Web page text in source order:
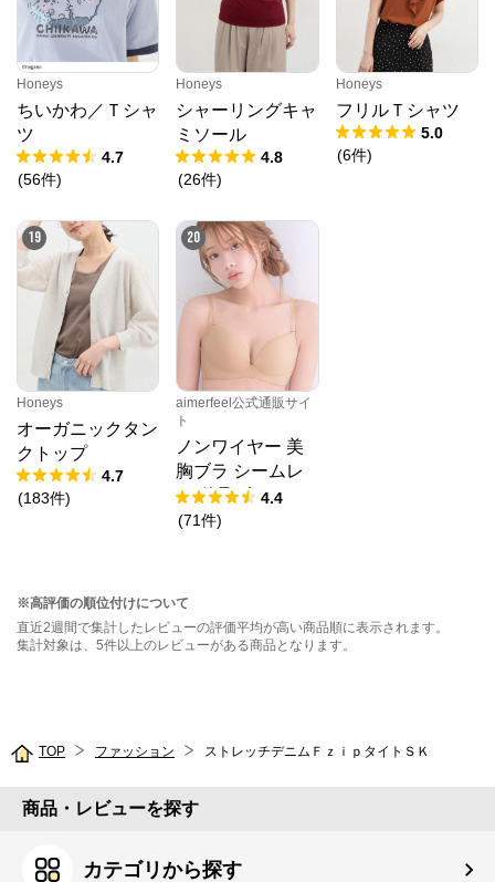
Honeys
ちいかわ／Ｔシャ
ツ
4.7
(56件)
Honeys
シャーリングキャ
ミソール
4.8
(26件)
Honeys
フリルＴシャツ
5.0
(6件)
19
Honeys
オーガニックタン
クトップ
4.7
(183件)
20
aimerfeel公式通販サイ
ト
ノンワイヤー 美
胸ブラ シームレ
ス 単品ブラジャ
ー
4.4
(71件)
※高評価の順位付けについて
直近2週間で集計したレビューの評価平均が高い商品順に表示されます。
集計対象は、5件以上のレビューがある商品となります。
TOP ファッション ストレッチデニムＦｚｉｐタイトＳＫ
商品・レビューを探す
カテゴリから探す